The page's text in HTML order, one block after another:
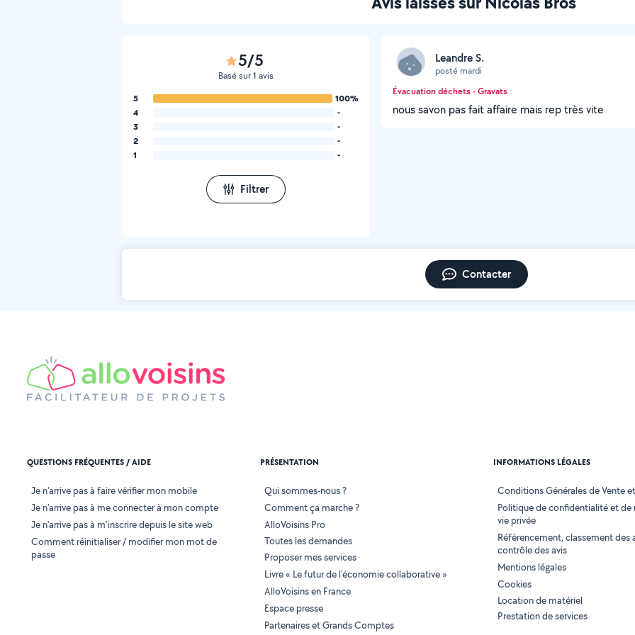
5/5
Basé sur 1 avis
5
100%
4
-
3
-
2
-
1
-
Filtrer
Leandre S.
posté mardi
Évacuation déchets - Gravats
nous savon pas fait affaire mais rep très vite
Contacter
QUESTIONS FRÉQUENTES / AIDE
Je n'arrive pas à faire vérifier mon mobile
Je n'arrive pas à me connecter à mon compte
Je n'arrive pas à m'inscrire depuis le site web
Comment réinitialiser / modifier mon mot de
passe
PRÉSENTATION
Qui sommes-nous ?
Comment ça marche ?
AlloVoisins Pro
Toutes les demandes
Proposer mes services
Livre « Le futur de l'économie collaborative »
AlloVoisins en France
Espace presse
Partenaires et Grands Comptes
INFORMATIONS LÉGALES
Conditions Générales de Vente
Politique de confidentialité et de
vie privée
Référencement, classement des
contrôle des avis
Mentions légales
Cookies
Location de matériel
Prestation de services